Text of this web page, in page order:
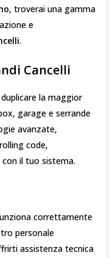
, troverai una gamma
e
.
Cancelli
la maggior
garage e serrande
avanzate,
code,
il tuo sistema.
correttamente
personale
assistenza tecnica